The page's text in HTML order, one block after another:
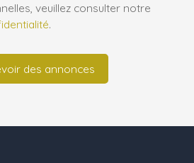
veuillez consulter notre
.
des annonces